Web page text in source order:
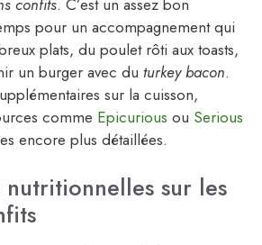
confits. C’est un assez bon
pour un accompagnement qui
plats, du poulet rôti aux toasts,
un burger avec du turkey bacon.
sur la cuisson,
comme Epicurious ou Serious
encore plus détaillées.
sur les